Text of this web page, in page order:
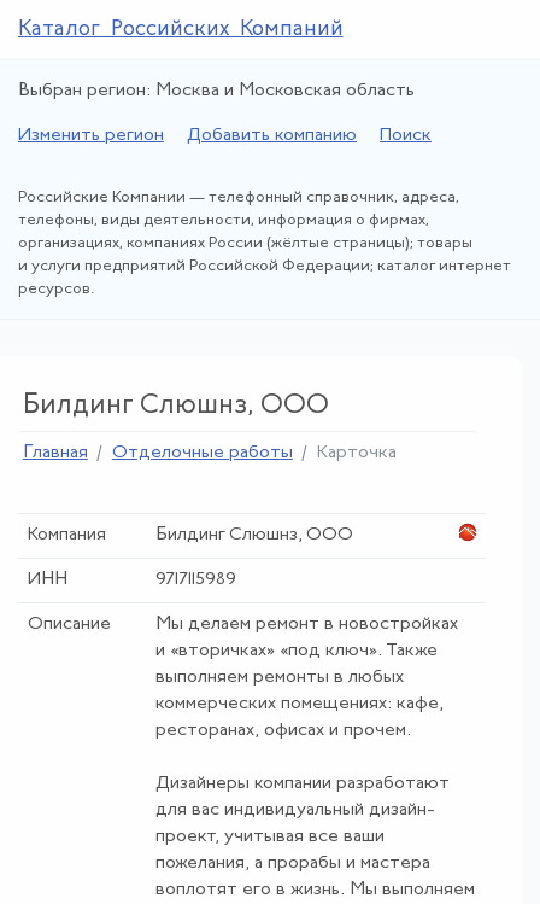
Каталог Российских Компаний
Выбран регион: Москва и Московская область
Изменить регион Добавить компанию Поиск
Российские Компании — телефонный справочник, адреса,
телефоны, виды деятельности, информация о фирмах,
организациях, компаниях России (жёлтые страницы); товары
и услуги предприятий Российской Федерации; каталог интернет
ресурсов.
Билдинг Слюшнз, ООО
Главная Отделочные работы Карточка
Компания Билдинг Слюшнз, ООО
ИНН 9717115989
Описание
Мы делаем ремонт в новостройках
и «вторичках» «под ключ». Также
выполняем ремонты в любых
коммерческих помещениях: кафе,
ресторанах, офисах и прочем.
Дизайнеры компании разработают
для вас индивидуальный дизайн-
проект, учитывая все ваши
пожелания, а прорабы и мастера
воплотят его в жизнь. Мы выполняем